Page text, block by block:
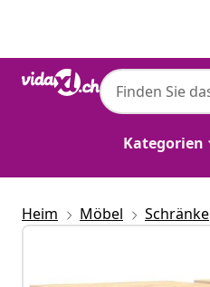
Kategorien
Heim Möbel Schränke